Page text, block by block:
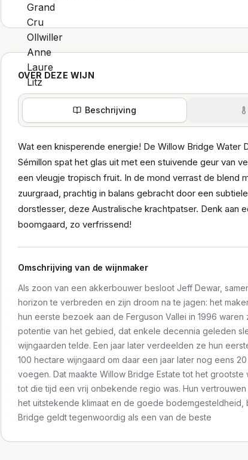
OVER DEZE WIJN
Beschrijving
Wat een knisperende energie! De Willow Bridge Water
Sémillon spat het glas uit met een stuivende geur van
een vleugje tropisch fruit. In de mond verrast de blend
zuurgraad, prachtig in balans gebracht door een
dorstlesser, deze Australische krachtpatser. Denk aan
boomgaard, zo verfrissend!
Omschrijving van de wijnmaker
Als zoon van een akkerbouwer besloot Jeff Dewar,
horizon te verbreden en zijn droom na te jagen: het
hun eerste bezoek aan de Ferguson Vallei in 1996
potentie van het gebied, dat enkele decennia geleden
wijngaarden telde. Een jaar later verdeelden ze hun
100 hectare wijngaard om daar een jaar later nog eens
voegen. Dat maakte Willow Bridge Estate tot het grootste
tot die tijd een vrij onbekende regio was. Hun vertrouwen
het uitstekende klimaat en de goede bodemgesteldheid,
Bridge geldt tegenwoordig als een van de beste